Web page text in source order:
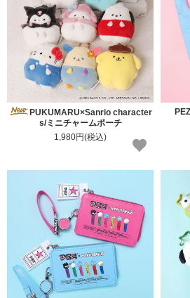
PUKUMARU×Sanrio character
s/ミニチャームポーチ
1,980円(税込)